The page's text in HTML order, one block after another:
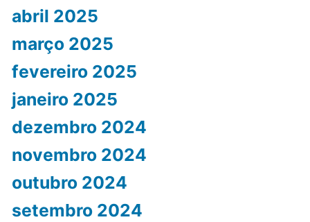
abril 2025
março 2025
fevereiro 2025
janeiro 2025
dezembro 2024
novembro 2024
outubro 2024
setembro 2024